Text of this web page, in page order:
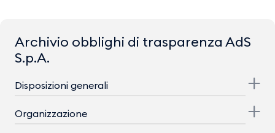
Archivio obblighi di trasparenza AdS
S.p.A.
Disposizioni generali
Organizzazione